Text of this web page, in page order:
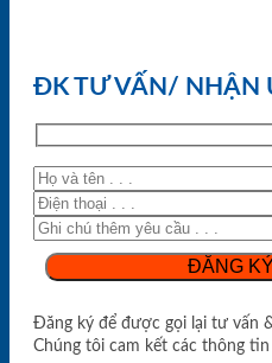
ĐK TƯ VẤN/ NHẬN
Đăng ký để được gọi lại tư vấn
Chúng tôi cam kết các thông